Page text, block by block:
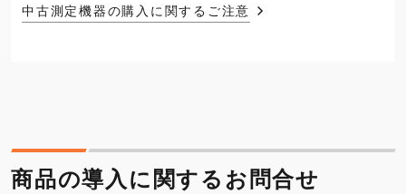
中古測定機器の購入に関するご注意
商品の導入に関するお問合せ